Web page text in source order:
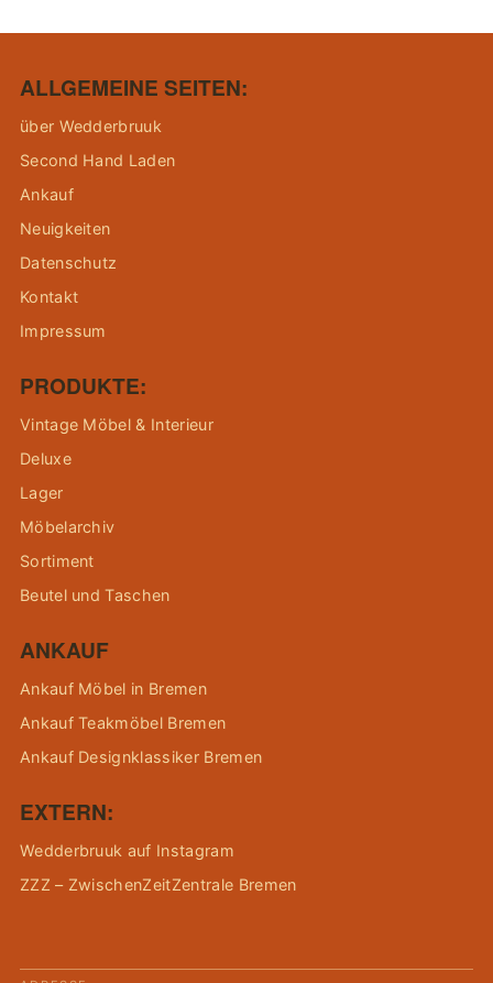
ALLGEMEINE SEITEN:
über Wedderbruuk
Second Hand Laden
Ankauf
Neuigkeiten
Datenschutz
Kontakt
Impressum
PRODUKTE:
Vintage Möbel & Interieur
Deluxe
Lager
Möbelarchiv
Sortiment
Beutel und Taschen
ANKAUF
Ankauf Möbel in Bremen
Ankauf Teakmöbel Bremen
Ankauf Designklassiker Bremen
EXTERN:
Wedderbruuk auf Instagram
ZZZ – ZwischenZeitZentrale Bremen